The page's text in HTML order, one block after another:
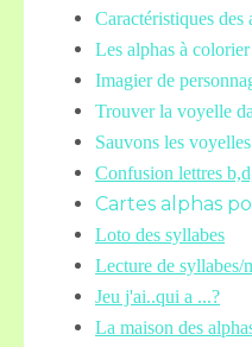
Caractéristiques des
Les alphas à colorier
Imagier de
Trouver la voyelle
Sauvons les voyelles
Confusion lettres
Cartes alphas
Loto des syllabes
Lecture de syllabes/
Jeu j'ai..qui a ...?
La maison des